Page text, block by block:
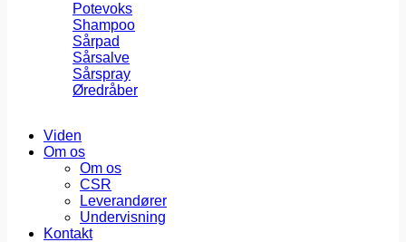
Potevoks
Shampoo
Sårpad
Sårsalve
Sårspray
Øredråber
Viden
Om os
Om os
CSR
Leverandører
Undervisning
Kontakt